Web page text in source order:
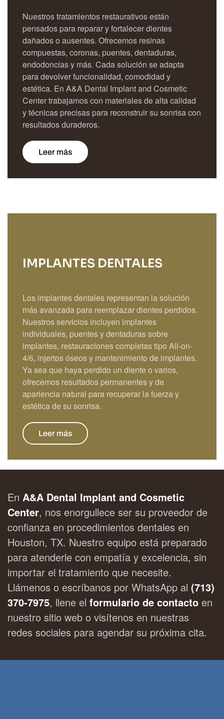
Nuestros tratamientos restaurativos están
pensados para reparar y fortalecer dientes
dañados o ausentes. Ofrecemos resinas
compuestas, coronas, puentes, dentaduras,
endodoncias y más. Cada solución se adapta
para devolver funcionalidad, comodidad y
estética. En A&A Dental Implant and Cosmetic
Center trabajamos con materiales de alta calidad
y técnicas precisas para reconstruir su sonrisa con
resultados duraderos.
Leer más
IMPLANTES DENTALES
Los implantes dentales representan la solución
más avanzada para reemplazar dientes perdidos.
Nuestros servicios incluyen implantes
individuales, puentes y dentaduras sobre
implantes, restauraciones completas tipo All-on-
4/6, injertos óseos y mantenimiento de implantes.
Ya sea que haya perdido un diente o varios,
ofrecemos resultados permanentes y de
apariencia natural para recuperar la fuerza y
estética de su sonrisa.
Leer más
En A&A Dental Implant and Cosmetic
Center, nos enorgullece ser su proveedor de
confianza en procedimientos dentales en
Houston, TX. Nuestro equipo está preparado
para atenderle con empatía y excelencia, sin
importar el tratamiento que necesite.
Llámenos o escríbanos por WhatsApp al (713)
370-7975, llene el formulario de contacto en
nuestro sitio web o visítenos en nuestras
redes sociales para agendar su próxima cita.